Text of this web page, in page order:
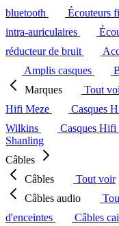
bluetooth
Écouteurs
intra-auriculaires
réducteur de bruit
Amplis casques
Marques
Tout
Hifi Meze
Casques
Wilkins
Casques Hifi
Shanling
Câbles
Câbles
Tout voir
Câbles audio
d'enceintes
Câbles